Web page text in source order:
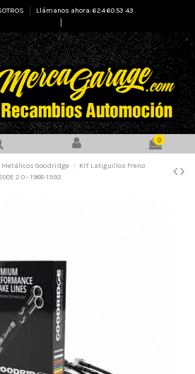
Llámanos ahora: 624 60 53 43
0
Goodridge
KIT Latiguillos Freno
2.0 - 1988-1993